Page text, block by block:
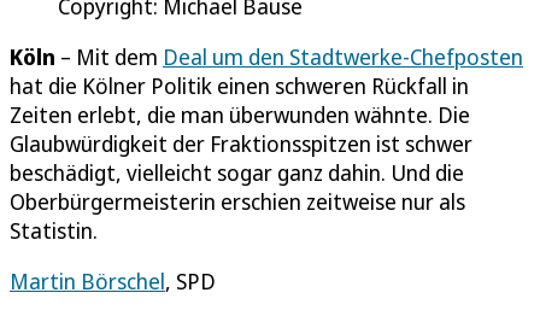
Copyright: Michael Bause
Köln – Mit dem Deal um den Stadtwerke-Chefposten
hat die Kölner Politik einen schweren Rückfall in
Zeiten erlebt, die man überwunden wähnte. Die
Glaubwürdigkeit der Fraktionsspitzen ist schwer
beschädigt, vielleicht sogar ganz dahin. Und die
Oberbürgermeisterin erschien zeitweise nur als
Statistin.
Martin Börschel, SPD